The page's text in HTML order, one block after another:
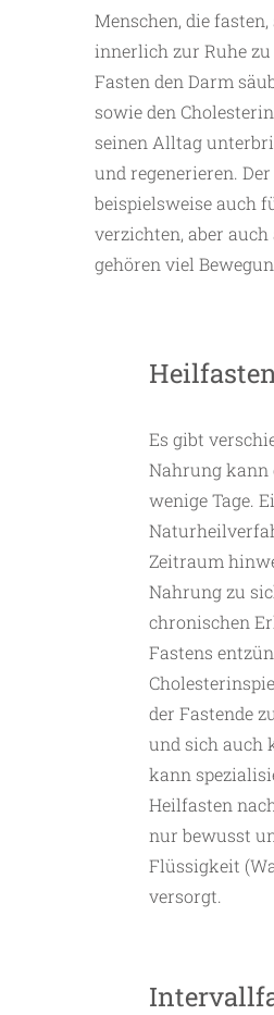
Menschen, die
innerlich zur Ruhe
Fasten den Darm
sowie den
seinen Alltag
und regenerieren.
beispielsweise auch
verzichten, aber
gehören viel
Es gibt
Nahrung kann
wenige Tage.
Zeitraum
Nahrung zu
chronischen
Fastens
der Fastende
und sich auch
kann
Heilfasten
nur bewusst
Flüssigkeit
versorgt.